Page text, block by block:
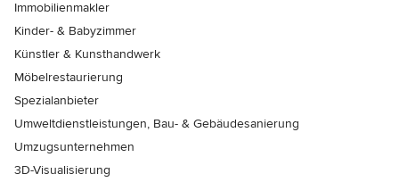
Immobilienmakler
Kinder- & Babyzimmer
Künstler & Kunsthandwerk
Möbelrestaurierung
Spezialanbieter
Umweltdienstleistungen, Bau- & Gebäudesanierung
Umzugsunternehmen
3D-Visualisierung